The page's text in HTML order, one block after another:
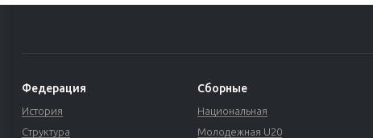
Федерация
История
Структура
Сборные
Национальная
Молодежная U20